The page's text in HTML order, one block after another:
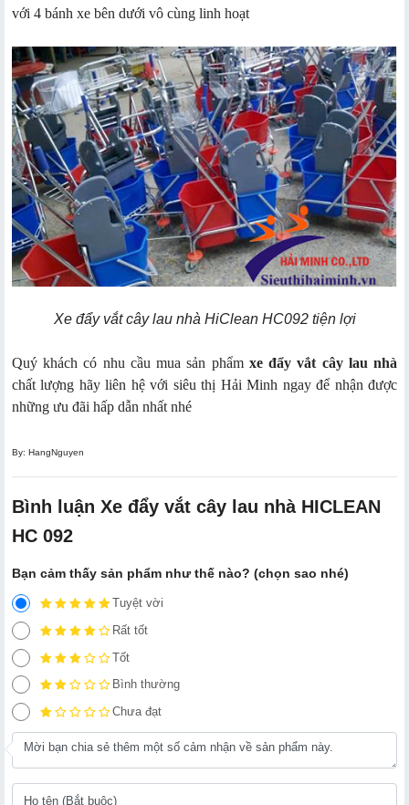
với 4 bánh xe bên dưới vô cùng linh hoạt
Xe đẩy vắt cây lau nhà HiClean HC092 tiện lợi
Quý khách có nhu cầu mua sản phẩm xe đẩy vắt cây lau nhà
chất lượng hãy liên hệ với siêu thị Hải Minh ngay để nhận được
những ưu đãi hấp dẫn nhất nhé
By: HangNguyen
Bình luận Xe đẩy vắt cây lau nhà HICLEAN
HC 092
Bạn cảm thấy sản phẩm như thế nào? (chọn sao nhé)
Tuyệt vời
Rất tốt
Tốt
Bình thường
Chưa đạt